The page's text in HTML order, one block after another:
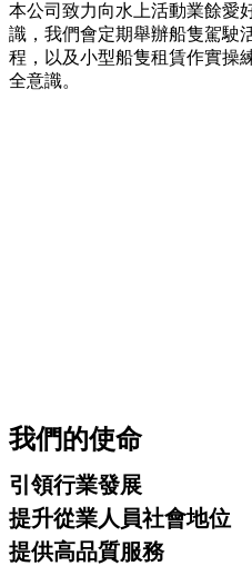
本公司致力向水上活動業餘愛
識，我們會定期舉辦船隻駕駛
程，以及小型船隻租賃作實操
全意識。
我們的使命
引領行業發展
提升從業人員社會地位
提供高品質服務